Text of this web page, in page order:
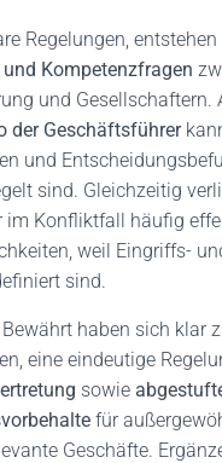
Regelungen,
Kompetenzfragen
und Gesellschaftern.
der Geschäftsführer
und
sind. Gleichzeitig
im Konfliktfall häufig
weil Eingriffs-
sind.
Bewährt haben sich klar
eine eindeutige
sowie
für
Geschäfte.